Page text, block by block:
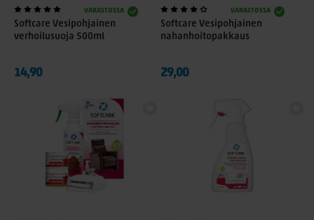
VARASTOSSA
Softcare Vesipohjainen
verhoilusuoja 500ml
14,90
VARASTOSSA
Softcare Vesipohjainen
nahanhoitopakkaus
29,00